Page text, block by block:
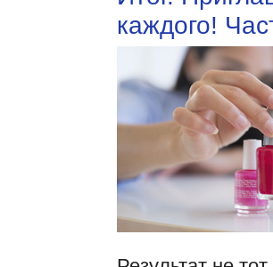
каждого!